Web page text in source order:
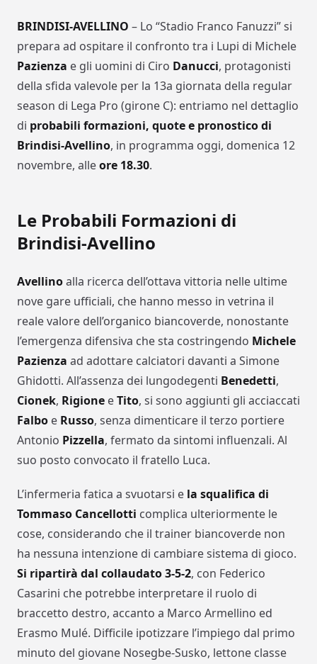
BRINDISI-AVELLINO – Lo “Stadio Franco Fanuzzi” si
prepara ad ospitare il confronto tra i Lupi di Michele
Pazienza e gli uomini di Ciro Danucci, protagonisti
della sfida valevole per la 13a giornata della regular
season di Lega Pro (girone C): entriamo nel dettaglio
di probabili formazioni, quote e pronostico di
Brindisi-Avellino, in programma oggi, domenica 12
novembre, alleore 18.30.
Le Probabili Formazioni di
Brindisi-Avellino
Avellinoalla ricerca dell’ottava vittoria nelle ultime
nove gare ufficiali, che hanno messo in vetrina il
reale valore dell’organico biancoverde, nonostante
l’emergenza difensiva che sta costringendo Michele
Pazienza ad adottare calciatori davanti a Simone
Ghidotti. All’assenza dei lungodegenti Benedetti,
Cionek, Rigione eTito, si sono aggiunti gli acciaccati
Falbo e Russo, senza dimenticare il terzo portiere
Antonio Pizzella, fermato da sintomi influenzali. Al
suo posto convocato il fratello Luca.
L’infermeria fatica a svuotarsi e la squalifica di
Tommaso Cancellotti complica ulteriormente le
cose, considerando che il trainer biancoverde non
ha nessuna intenzione di cambiare sistema di gioco.
Si ripartirà dal collaudato 3-5-2, con Federico
Casarini che potrebbe interpretare il ruolo di
braccetto destro, accanto a Marco Armellino ed
Erasmo Mulé. Difficile ipotizzare l’impiego dal primo
minuto del giovane Nosegbe-Susko, lettone classe